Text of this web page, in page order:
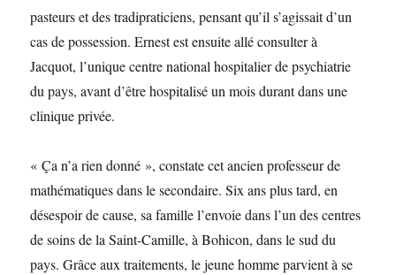
pasteurs et des tradipraticiens, pensant qu’il s’agissait d’un
cas de possession. Ernest est ensuite allé consulter à
Jacquot, l’unique centre national hospitalier de psychiatrie
du pays, avant d’être hospitalisé un mois durant dans une
clinique privée.
« Ça n’a rien donné », constate cet ancien professeur de
mathématiques dans le secondaire. Six ans plus tard, en
désespoir de cause, sa famille l’envoie dans l’un des centres
de soins de la Saint-Camille, à Bohicon, dans le sud du
pays. Grâce aux traitements, le jeune homme parvient à se